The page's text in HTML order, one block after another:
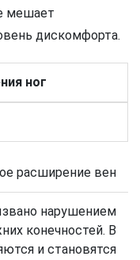
мешает
дискомфорта.
ног
расширение вен
нарушением
конечностей. В
и становятся